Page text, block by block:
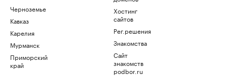
Черноземье
Кавказ
Карелия
Мурманск
Приморский
край
Хостинг
сайтов
Рег.решения
Знакомства
Сайт
знакомств
podbor.ru